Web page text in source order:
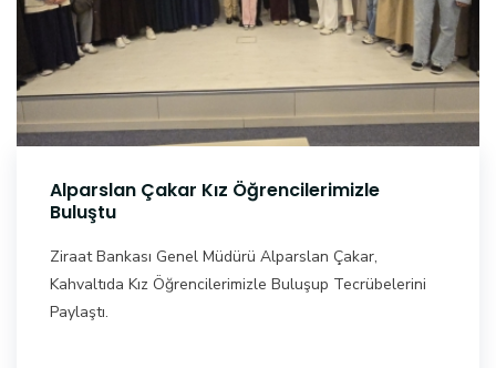
Alparslan Çakar Kız Öğrencilerimizle
Buluştu
Ziraat Bankası Genel Müdürü Alparslan Çakar,
Kahvaltıda Kız Öğrencilerimizle Buluşup Tecrübelerini
Paylaştı.